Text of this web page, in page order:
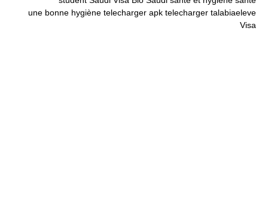
talabiaeleve
telecharger
telecharger apk
une bonne hygiène
Visa